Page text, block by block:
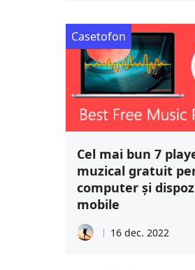
Cel mai bun 7
muzical gratuit
computer și
mobile
16 dec. 2022
Casetofon